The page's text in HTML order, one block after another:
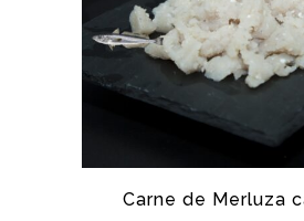
Carne de Merluza